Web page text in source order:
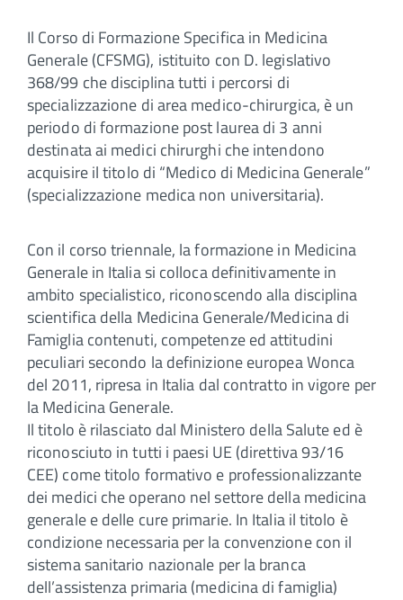
Il Corso di Formazione Specifica in Medicina
Generale (CFSMG), istituito con D. legislativo
368/99 che disciplina tutti i percorsi di
specializzazione di area medico-chirurgica, è un
periodo di formazione post laurea di 3 anni
destinata ai medici chirurghi che intendono
acquisire il titolo di “Medico di Medicina Generale”
(specializzazione medica non universitaria).
Con il corso triennale, la formazione in Medicina
Generale in Italia si colloca definitivamente in
ambito specialistico, riconoscendo alla disciplina
scientifica della Medicina Generale/Medicina di
Famiglia contenuti, competenze ed attitudini
peculiari secondo la definizione europea Wonca
del 2011, ripresa in Italia dal contratto in vigore per
la Medicina Generale.
Il titolo è rilasciato dal Ministero della Salute ed è
riconosciuto in tutti i paesi UE (direttiva 93/16
CEE) come titolo formativo e professionalizzante
dei medici che operano nel settore della medicina
generale e delle cure primarie. In Italia il titolo è
condizione necessaria per la convenzione con il
sistema sanitario nazionale per la branca
dell’assistenza primaria (medicina di famiglia)